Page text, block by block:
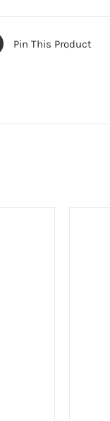
Pin This Product